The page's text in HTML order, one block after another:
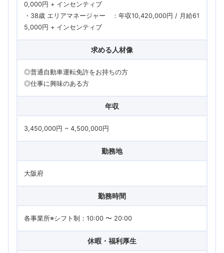
0,000円 + インセンティブ
・38歳 エリアマネージャー ：年収10,420,000円 / 月給61
5,000円 + インセンティブ
求める人材像
◎普通自動車運転免許をお持ちの方
◎仕事に興味のある方
年収
3,450,000円 ~ 4,500,000円
勤務地
大阪府
勤務時間
各事業所※シフト制：10:00 〜 20:00
休暇・福利厚生